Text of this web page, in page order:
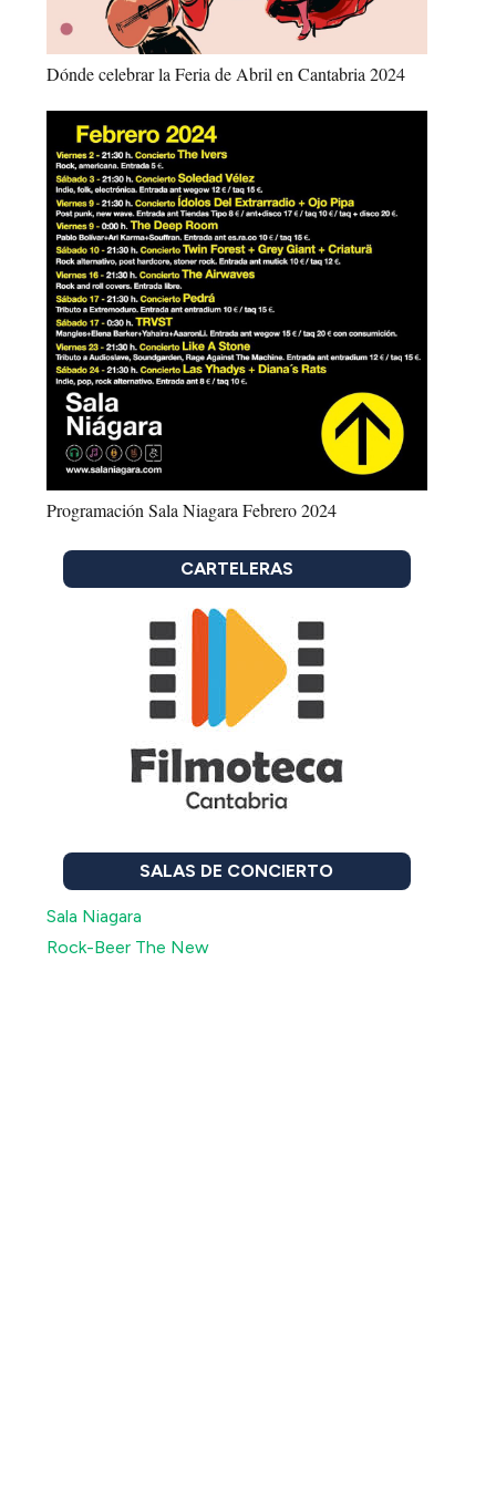
Dónde celebrar la Feria de Abril en Cantabria 2024
Programación Sala Niagara Febrero 2024
CARTELERAS
SALAS DE CONCIERTO
Sala Niagara
Rock-Beer The New